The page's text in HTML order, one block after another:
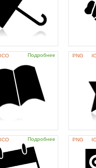
ICO Подробнее PNG
ICO Подробнее PNG